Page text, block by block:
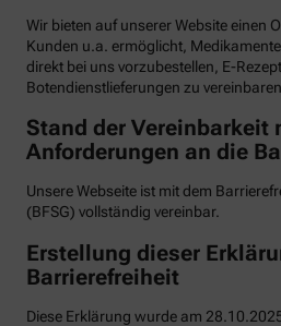
Wir bieten auf unserer Website einen
Kunden u.a. ermöglicht,
direkt bei uns vorzubestellen, E-
Botendienstlieferungen zu vereinbaren.
Stand der Vereinbarkeit
Anforderungen an die
Unsere Webseite ist mit dem
(BFSG) vollständig vereinbar.
Erstellung dieser
Barrierefreiheit
Diese Erklärung wurde am